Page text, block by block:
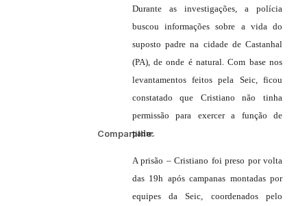
Compartilhe:
Durante as investigações, a polícia
buscou informações sobre a vida do
suposto padre na cidade de Castanhal
(PA), de onde é natural. Com base nos
levantamentos feitos pela Seic, ficou
constatado que Cristiano não tinha
permissão para exercer a função de
padre.
A prisão – Cristiano foi preso por volta
das 19h após campanas montadas por
equipes da Seic, coordenados pelo